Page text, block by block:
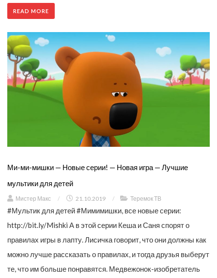
READ MORE
Ми-ми-мишки — Новые серии! — Новая игра — Лучшие
мультики для детей
Мистер Макс / 21.10.2019 / Теремок ТВ
#Мультик для детей #Мимимишки, все новые серии:
http://bit.ly/Mishki А в этой серии Кеша и Саня спорят о
правилах игры в лапту. Лисичка говорит, что они должны как
можно лучше рассказать о правилах, и тогда друзья выберут
те, что им больше понравятся. Медвежонок-изобретатель